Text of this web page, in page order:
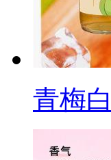
青梅